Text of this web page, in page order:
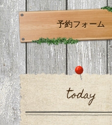
予約フォーム
today